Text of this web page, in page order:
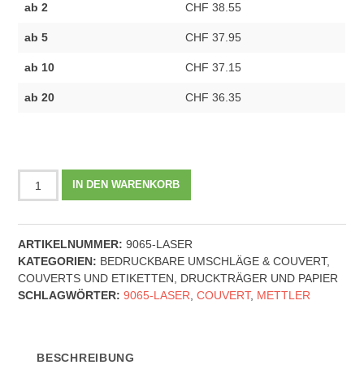
ab 2 CHF 38.55
ab 5 CHF 37.95
ab 10 CHF 37.15
ab 20 CHF 36.35
Couvert
links
C4
Haftklebe
-
9065-
IN DEN WARENKORB
ARTIKELNUMMER: 9065-LASER
KATEGORIEN: BEDRUCKBARE UMSCHLÄGE & COUVERT,
COUVERTS UND ETIKETTEN
DRUCKTRÄGER UND PAPIER
SCHLAGWÖRTER: 9065-LASER ,COUVERT, METTLER
BESCHREIBUNG